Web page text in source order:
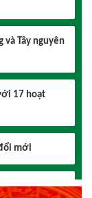
Tây nguyên
17 hoạt
mới
nhiệm kỳ